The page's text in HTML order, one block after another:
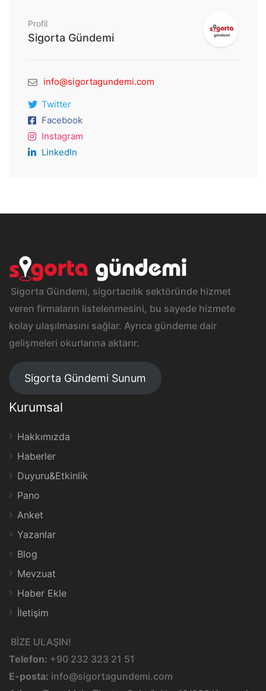
Profil
Sigorta Gündemi
info@sigortagundemi.com
Twitter
Facebook
Instagram
LinkedIn
Sigorta Gündemi, sigortacılık sektöründe hizmet
veren firmaların listelenmesini, bu sayede hizmete
kolay ulaşılmasını sağlar. Ayrıca gündeme dair
gelişmeleri okurlarına aktarır.
Sigorta Gündemi Sunum
Kurumsal
Hakkımızda
Haberler
Duyuru&Etkinlik
Pano
Anket
Yazanlar
Blog
Mevzuat
Haber Ekle
İletişim
BİZE ULAŞIN!
Telefon: +90 232 323 21 51
E-posta: info@sigortagundemi.com